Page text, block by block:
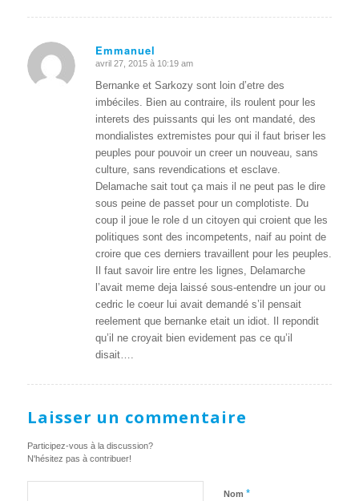
Emmanuel
dit
:
avril 27, 2015 à 10:19 am
Bernanke et Sarkozy sont loin d’etre des
imbéciles. Bien au contraire, ils roulent pour les
interets des puissants qui les ont mandaté, des
mondialistes extremistes pour qui il faut briser les
peuples pour pouvoir un creer un nouveau, sans
culture, sans revendications et esclave.
Delamache sait tout ça mais il ne peut pas le dire
sous peine de passet pour un complotiste. Du
coup il joue le role d un citoyen qui croient que les
politiques sont des incompetents, naif au point de
croire que ces derniers travaillent pour les peuples.
Il faut savoir lire entre les lignes, Delamarche
l’avait meme deja laissé sous-entendre un jour ou
cedric le coeur lui avait demandé s’il pensait
reelement que bernanke etait un idiot. Il repondit
qu’il ne croyait bien evidement pas ce qu’il
disait….
Laisser un commentaire
Participez-vous à la discussion?
N'hésitez pas à contribuer!
Nom *